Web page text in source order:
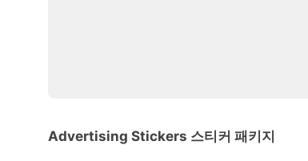
Advertising Stickers 스티커 패키지